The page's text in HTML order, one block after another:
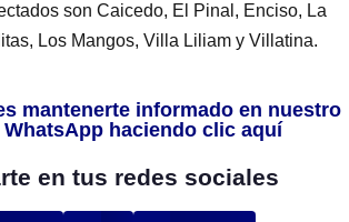
son Caicedo, El Pinal, Enciso, La
Los Mangos, Villa Liliam y Villatina.
mantenerte informado en nuestro
WhatsApp haciendo clic aquí
en tus redes sociales